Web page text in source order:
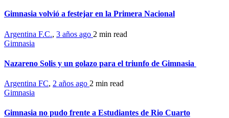
Gimnasia volvió a festejar en la Primera Nacional
Argentina F.C., 3 años ago 2 min read
Gimnasia
Nazareno Solis y un golazo para el triunfo de Gimnasia
Argentina FC, 2 años ago 2 min read
Gimnasia
Gimnasia no pudo frente a Estudiantes de Rio Cuarto